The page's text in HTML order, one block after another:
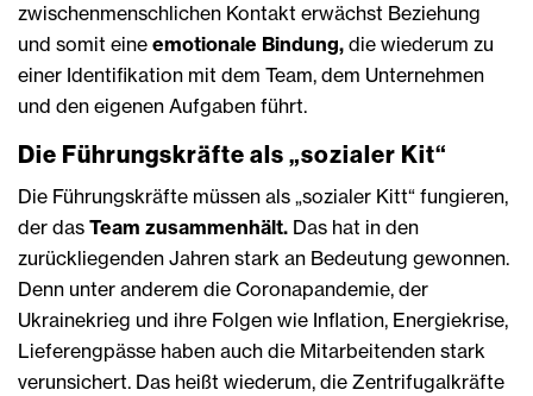
zwischenmenschlichen Kontakt erwächst Beziehung
und somit eine emotionale Bindung, die wiederum zu
einer Identifikation mit dem Team, dem Unternehmen
und den eigenen Aufgaben führt.
Die Führungskräfte als „sozialer Kit“
Die Führungskräfte müssen als „sozialer Kitt“ fungieren,
der das Team zusammenhält. Das hat in den
zurückliegenden Jahren stark an Bedeutung gewonnen.
Denn unter anderem die Coronapandemie, der
Ukrainekrieg und ihre Folgen wie Inflation, Energiekrise,
Lieferengpässe haben auch die Mitarbeitenden stark
verunsichert. Das heißt wiederum, die Zentrifugalkräfte